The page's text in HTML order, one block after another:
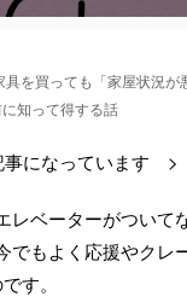
具を買っても「家屋状況
知って得する話
事になっています >
ベーターがついて
もよく応援やクレ
す。